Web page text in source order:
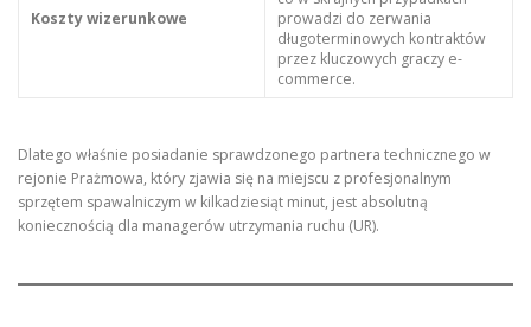
Koszty wizerunkowe
prowadzi do zerwania
długoterminowych kontraktów
przez kluczowych graczy e-
commerce.
Dlatego właśnie posiadanie sprawdzonego partnera technicznego w
rejonie Prażmowa, który zjawia się na miejscu z profesjonalnym
sprzętem spawalniczym w kilkadziesiąt minut, jest absolutną
koniecznością dla managerów utrzymania ruchu (UR).